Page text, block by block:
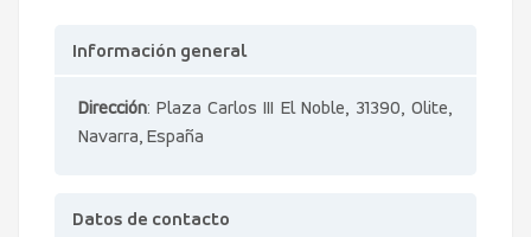
Información general
Dirección: Plaza Carlos III El Noble, 31390, Olite,
Navarra, España
Datos de contacto